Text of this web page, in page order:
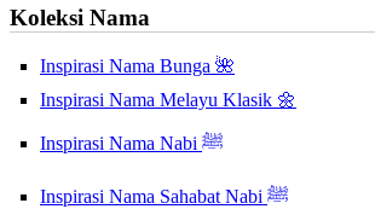
Koleksi Nama
Inspirasi Nama Bunga 🌺
Inspirasi Nama Melayu Klasik 🌼
Inspirasi Nama Nabi ﷺ
Inspirasi Nama Sahabat Nabi ﷺ